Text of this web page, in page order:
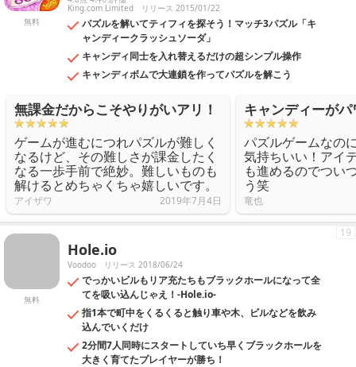
無料
King.com Limited リリース 2015/01/22
パズルを解いてティフィを探そう！マッチ3パズル「キ
ャンディークラッシュソーダ」
キャンディ同士を入れ替えるだけの超シンプル操作
キャンディボムで大連鎖を作ってパズルを解こう
無課金だからこそやりがいアリ！
ゲームが進むにつれパズルが難しく
なるけど、その難しさが課金したく
なる一歩手前で絶妙。難しいものも
解けるとめちゃくちゃ嬉しいです。
アイザワ 2019年7月4日
キャンディーが
パズルゲームなの
気持ちいい！アイ
も進めるのでつい
う笑
竜也
無料
Hole.io
Voodoo リリース 2018/06/24
でっかいビルもリア充たちもブラックホールになって全
てを吸い込んじゃえ！-Hole.io-
指1本で町中をくるくると触り車や木、ビルなどを飲み
込んでいくだけ
2分間7人同時にスタートしていち早くブラックホールを
大きく育てたプレイヤーが勝ち！
19